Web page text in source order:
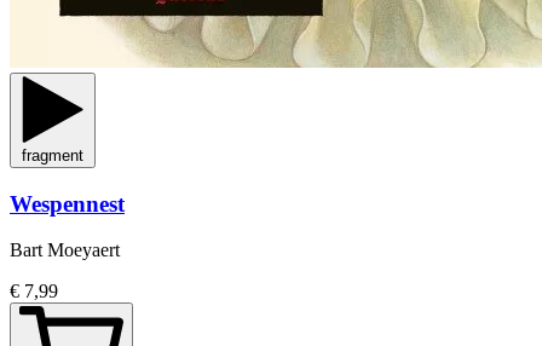
fragment
Wespennest
Bart Moeyaert
€ 7,99